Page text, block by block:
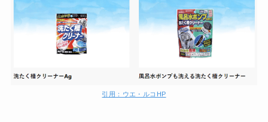
引用：ウエ・ルコHP